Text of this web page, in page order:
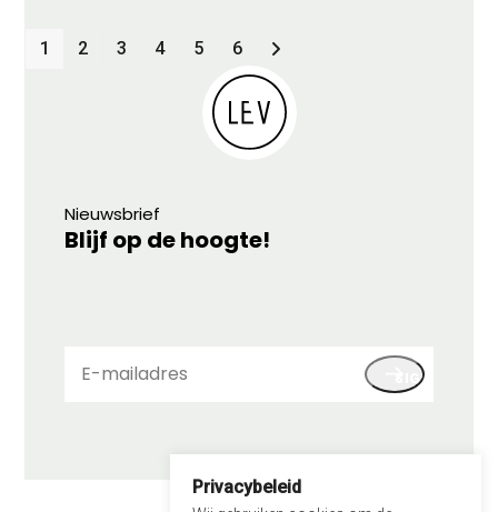
1 2 3 4 5 6
Nieuwsbrief
Blijf op de hoogte!
SIGN UP
Privacybeleid